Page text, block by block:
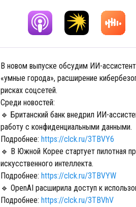
В новом выпуске обсудим ИИ-
«умные города», расширение
рисках соцсетей.
Среди новостей:
🔹 Британский банк внедрил ИИ-
работу с конфиденциальными данными.
Подробнее: https://clck.ru/3TBVY6
🔹 В Южной Корее стартует пилотная
искусственного интеллекта.
Подробнее: https://clck.ru/3TBVYW
🔹 OpenAI расширила доступ к
Подробнее: https://clck.ru/3TBVhV